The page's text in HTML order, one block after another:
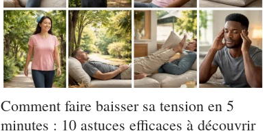
Comment faire baisser sa tension en 5
minutes : 10 astuces efficaces à découvrir